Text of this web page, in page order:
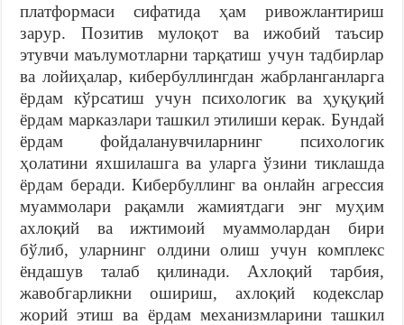
платформаси сифатида ҳам ривожлантириш
зарур. Позитив мулоқот ва ижобий таъсир
этувчи маълумотларни тарқатиш учун тадбирлар
ва лойиҳалар, кибербуллингдан жабрланганларга
ёрдам кўрсатиш учун психологик ва ҳуқуқий
ёрдам марказлари ташкил этилиши керак. Бундай
ёрдам фойдаланувчиларнинг психологик
ҳолатини яхшилашга ва уларга ўзини тиклашда
ёрдам беради. Кибербуллинг ва онлайн агрессия
муаммолари рақамли жамиятдаги энг муҳим
ахлоқий ва ижтимоий муаммолардан бири
бўлиб, уларнинг олдини олиш учун комплекс
ёндашув талаб қилинади. Ахлоқий тарбия,
жавобгарликни ошириш, ахлоқий кодекслар
жорий этиш ва ёрдам механизмларини ташкил